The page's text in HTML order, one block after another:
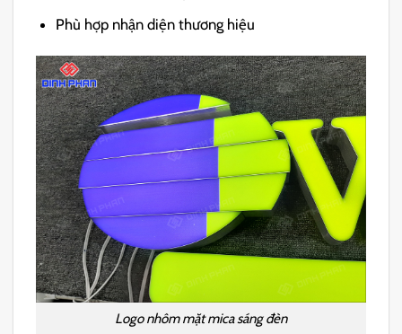
Phù hợp nhận diện thương hiệu
Logo nhôm mặt mica sáng đèn